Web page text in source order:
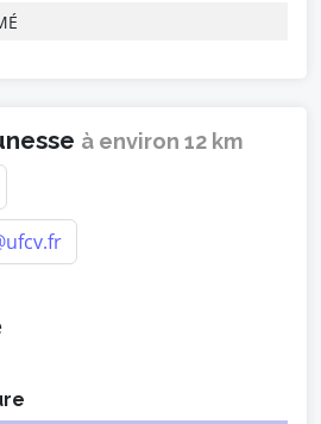
à environ 12 km